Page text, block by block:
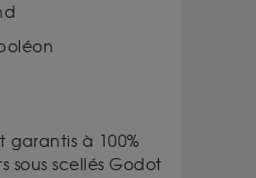
garantis à 100%
sous scellés Godot